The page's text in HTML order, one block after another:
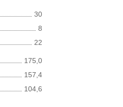
30
8
22
175,0
157,4
104,6